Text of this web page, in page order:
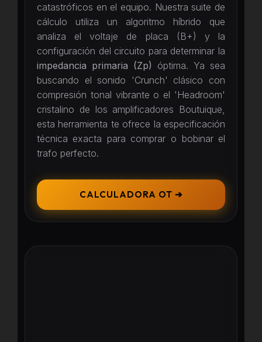
catastróficos en el equipo. Nuestra suite de
cálculo utiliza un algoritmo híbrido que
analiza el voltaje de placa (B+) y la
configuración del circuito para determinar la
impedancia primaria (Zp) óptima. Ya sea
buscando el sonido 'Crunch' clásico con
compresión tonal vibrante o el 'Headroom'
cristalino de los amplificadores Boutuique,
esta herramienta te ofrece la especificación
técnica exacta para comprar o bobinar el
trafo perfecto.
CALCULADORA OT ➔